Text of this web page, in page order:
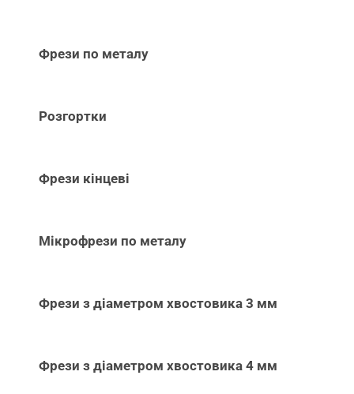
Фрези по металу
Розгортки
Фрези кінцеві
Мікрофрези по металу
Фрези з діаметром хвостовика 3 мм
Фрези з діаметром хвостовика 4 мм